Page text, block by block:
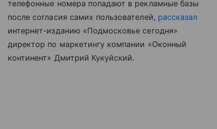
телефонные номера попадают в рекламные базы
после согласия самих пользователей, рассказал
интернет-изданию «Подмосковье сегодня»
директор по маркетингу компании «Оконный
континент» Дмитрий Кукуйский.